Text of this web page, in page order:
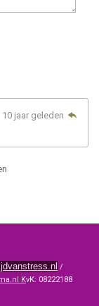
10 jaar geleden
/
KvK: 08222188